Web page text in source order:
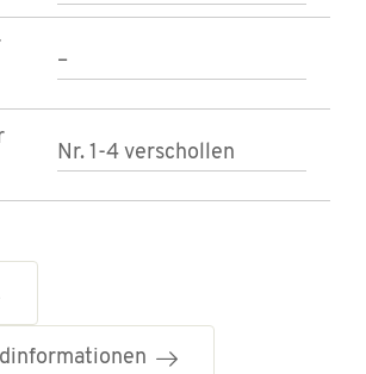
–
Nr. 1-4 verschollen